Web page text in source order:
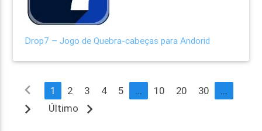
Drop7 – Jogo de Quebra-cabeças para Andorid
navigate_before 1 2 3 4 5 ... 10 20 30 ...
navigate_next Último navigate_next